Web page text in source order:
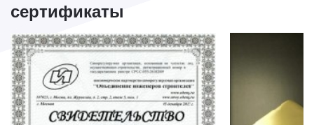
сертификаты